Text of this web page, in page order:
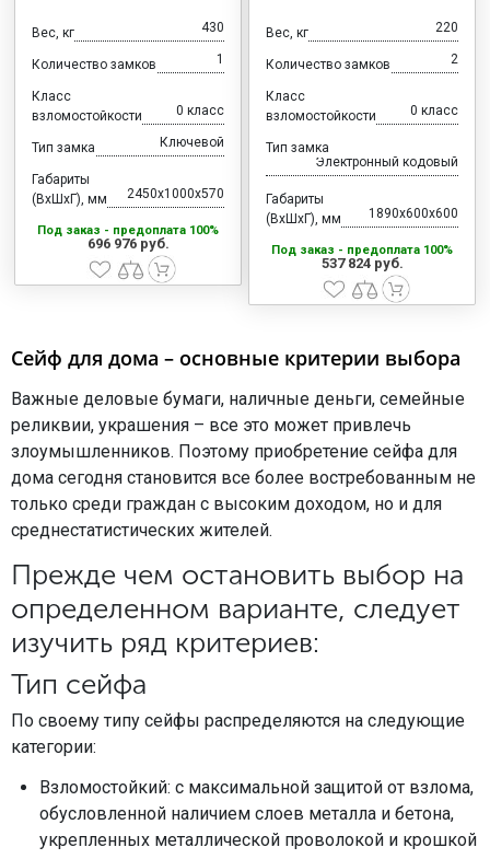
Вес, кг 430
Количество замков 1
Класс
взломостойкости
0 класс
Тип замка Ключевой
Габариты
(ВхШхГ), мм
2450x1000x570
Под заказ - предоплата 100%
696 976 руб.
Вес, кг 220
Количество замков 2
Класс
взломостойкости
0 класс
Тип замка
Электронный кодовый
Габариты
(ВхШхГ), мм
1890x600x600
Под заказ - предоплата 100%
537 824 руб.
Сейф для дома – основные критерии выбора
Важные деловые бумаги, наличные деньги, семейные
реликвии, украшения – все это может привлечь
злоумышленников. Поэтому приобретение сейфа для
дома сегодня становится все более востребованным не
только среди граждан с высоким доходом, но и для
среднестатистических жителей.
Прежде чем остановить выбор на
определенном варианте, следует
изучить ряд критериев:
Тип сейфа
По своему типу сейфы распределяются на следующие
категории:
Взломостойкий: с максимальной защитой от взлома,
обусловленной наличием слоев металла и бетона,
укрепленных металлической проволокой и крошкой